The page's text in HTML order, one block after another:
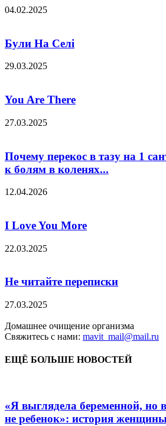
04.02.2025
Були На Селі
29.03.2025
You Are There
27.03.2025
Почему перекос в тазу на 1
к болям в коленях...
12.04.2026
I Love You More
22.03.2025
Не читайте переписки
27.03.2025
Домашнее очищение организма
Свяжитесь с нами: mavit_mail@mail.ru
ЕЩЁ БОЛЬШЕ НОВОСТЕЙ
«Я выглядела беременной, но
не ребенок»: история